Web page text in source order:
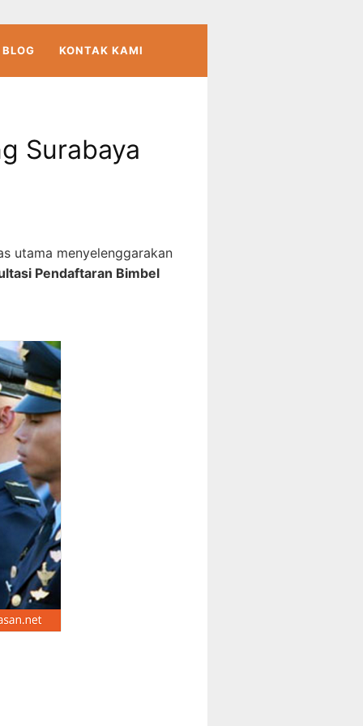
BLOG KONTAK KAMI
Surabaya
utama menyelenggarakan
Pendaftaran Bimbel